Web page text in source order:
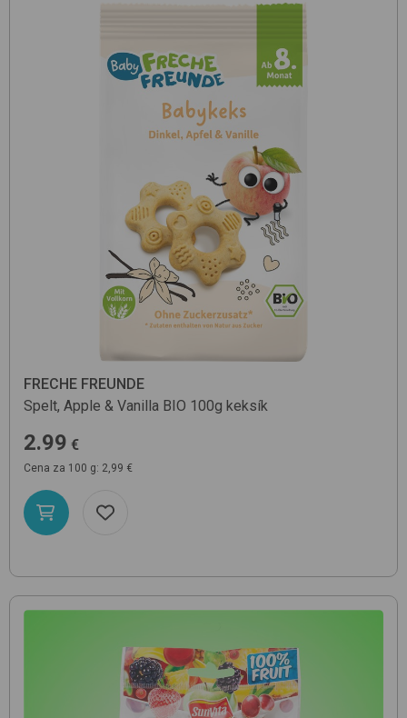
FRECHE FREUNDE
Spelt, Apple & Vanilla BIO 100g keksík
2.99 €
Cena za 100 g: 2,99 €